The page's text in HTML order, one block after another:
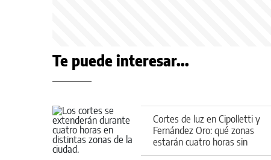
Te puede interesar...
Cortes de luz en Cipolletti y
Fernández Oro: qué zonas
estarán cuatro horas sin
servicio este viernes